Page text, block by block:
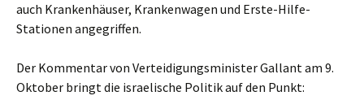
auch Krankenhäuser, Krankenwagen und Erste-Hilfe-
Stationen angegriffen.
Der Kommentar von Verteidigungsminister Gallant am 9.
Oktober bringt die israelische Politik auf den Punkt: